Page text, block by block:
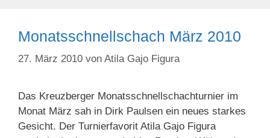
Monatsschnellschach März 2010
27. März 2010 von Atila Gajo Figura
Das Kreuzberger Monatsschnellschachturnier im
Monat März sah in Dirk Paulsen ein neues starkes
Gesicht. Der Turnierfavorit Atila Gajo Figura